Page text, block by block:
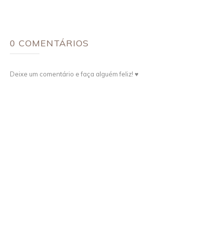
0 COMENTÁRIOS
Deixe um comentário e faça alguém feliz! ♥